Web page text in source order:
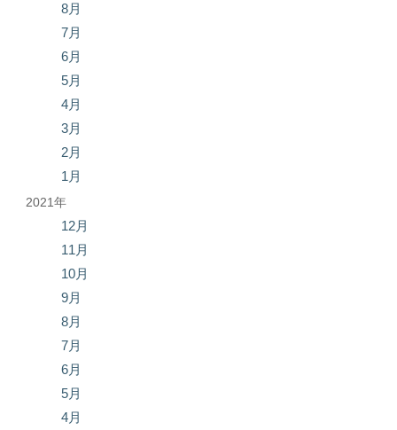
8月
7月
6月
5月
4月
3月
2月
1月
2021年
12月
11月
10月
9月
8月
7月
6月
5月
4月